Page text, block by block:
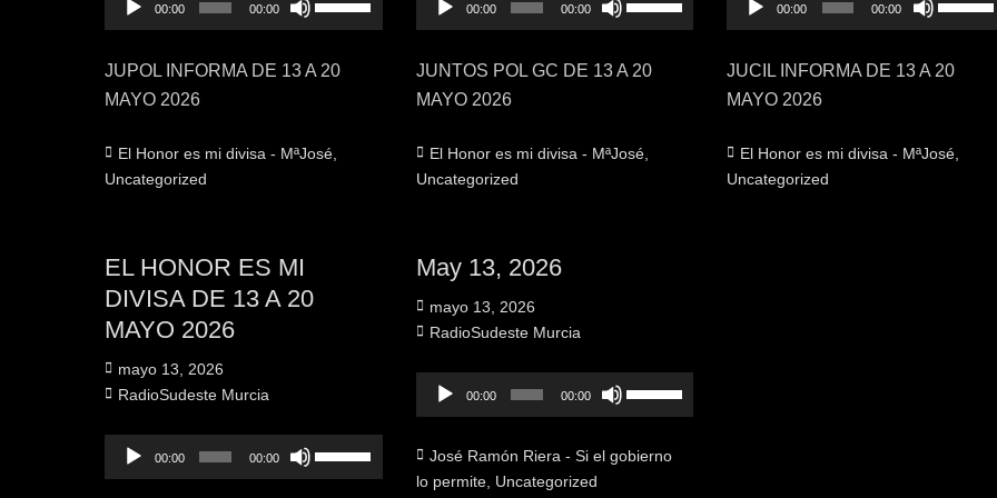
de
00:00 00:00
las
JUPOL INFORMA DE 13 A 20
MAYO 2026
Categorías
El Honor es mi divisa - MªJosé
Uncategorized
de
00:00 00:00
las
JUNTOS POL GC DE 13 A 20
MAYO 2026
Categorías
El Honor es mi divisa - MªJosé,
Uncategorized
de
00:00 00:00
las
JUCIL INFORMA DE 13 A 20
MAYO 2026
Categorías
El Honor es mi divisa - MªJosé
Uncategorized
EL HONOR ES MI
DIVISA DE 13 A 20
MAYO 2026
Publicado
el
mayo 13, 2026
Autor
RadioSudeste Murcia
Reproductor
de
00:00 00:00
las
May 13, 2026
Publicado
el
mayo 13, 2026
Autor
RadioSudeste Murcia
Reproductor
de
00:00 00:00
las
Categorías
José Ramón Riera - Si el gobierno
lo permite, Uncategorized